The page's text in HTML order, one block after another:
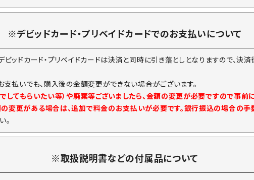
※デビッドカード・プリベイドカードでのお支払いについて
ビッドカード・プリベイドカードは決済と同時に引き落としとなりますので、決
支払いでも、購入後の金額変更ができない場合がございます。
してもらいたい等）や廃棄等ございましたら、金額の変更が必要ですので事前
変更がある場合は、追加で料金のお支払いが必要です。銀行振込の場合の手
。
※取扱説明書などの付属品について